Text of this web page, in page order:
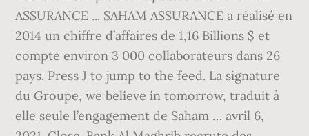
ASSURANCE ... SAHAM ASSURANCE a réalisé en
2014 un chiffre d’affaires de 1,16 Billions $ et
compte environ 3 000 collaborateurs dans 26
pays. Press J to jump to the feed. La signature
du Groupe, we believe in tomorrow, traduit à
elle seule l’engagement de Saham … avril 6,